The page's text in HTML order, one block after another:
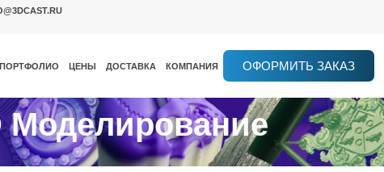
ПОРТФОЛИО ЦЕНЫ ДОСТАВКА КОМПАНИЯ ОФОРМИТЬ ЗАКАЗ
Моделирование